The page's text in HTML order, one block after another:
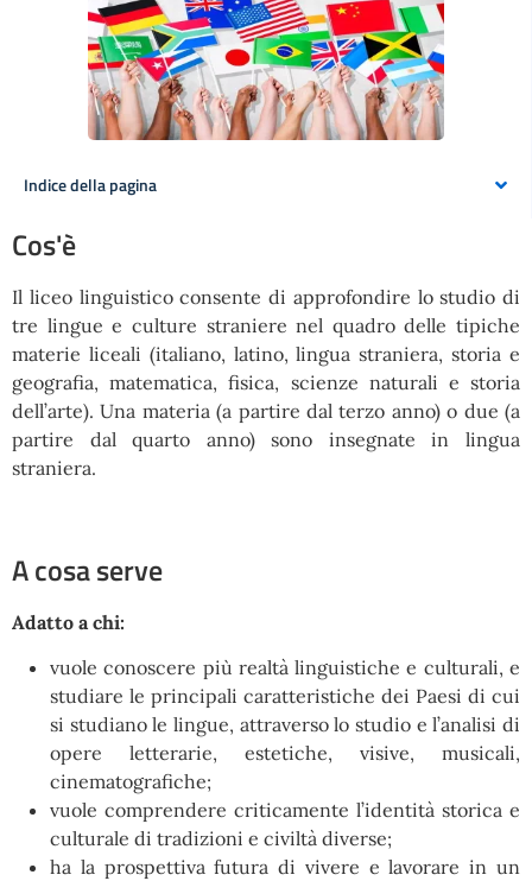
Indice della pagina
Cos'è
Il liceo linguistico consente di approfondire lo studio di
tre lingue e culture straniere nel quadro delle tipiche
materie liceali (italiano, latino, lingua straniera, storia e
geografia, matematica, fisica, scienze naturali e storia
dell’arte). Una materia (a partire dal terzo anno) o due (a
partire dal quarto anno) sono insegnate in lingua
straniera.
A cosa serve
Adatto a chi:
vuole conoscere più realtà linguistiche e culturali, e
studiare le principali caratteristiche dei Paesi di cui
si studiano le lingue, attraverso lo studio e l’analisi di
opere letterarie, estetiche, visive, musicali,
cinematografiche;
vuole comprendere criticamente l’identità storica e
culturale di tradizioni e civiltà diverse;
ha la prospettiva futura di vivere e lavorare in un